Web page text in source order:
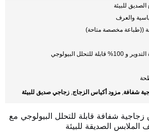
للبيئة
والعرف
((طباعة مخصصة متاحة)
للتحلل البيولوجي
شفافة, مزود أكياس الزجاج, زجاجي صديق للبيئة
شفافة قابلة للتحلل البيولوجي مع
الصديقة للبيئة